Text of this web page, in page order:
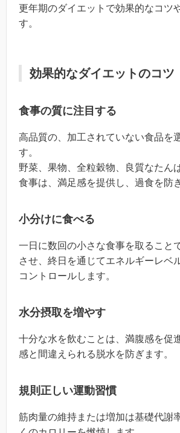
更年期のダイエットで効果的なコツ
す。
効果的なダイエットのコツ
食事の質に注目する
高品質の、加工されていない食品を
す。
野菜、果物、全粒穀物、良質なたん
食事は、満足感を提供し、過食を防
小分けに食べる
一日に数回の小さな食事を取ること
させ、終日を通じてエネルギーレベ
コントロールします。
水分摂取を増やす
十分な水を飲むことは、満腹感を促
感と間違えられる脱水を防ぎます。
規則正しい運動習慣
筋肉量の維持または増加は基礎代謝